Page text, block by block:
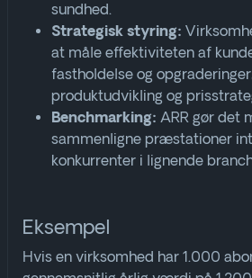
sundhed.
Strategisk styring:
at måle effektiviteten af
fastholdelse og
produktudvikling og
Benchmarking: ARR gør det
sammenligne præstationer
konkurrenter i lignende
Eksempel
Hvis en virksomhed har 1.000